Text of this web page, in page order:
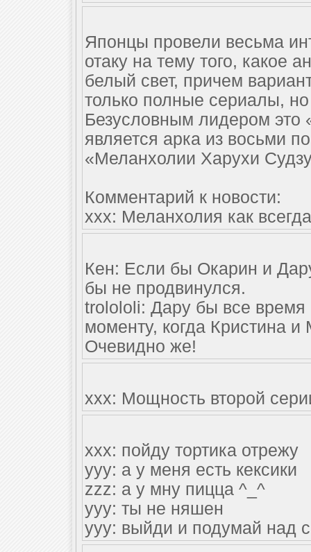
Японцы провели весьма
отаку на тему того, какое
белый свет, причем
только полные сериалы,
Безусловным лидером это
является арка из восьми
«Меланхолии Харухи
Комментарий к новости:
xxx: Меланхолия как
Кен: Если бы Окарин и
бы не продвинулся.
trolololi: Дару бы все время
моменту, когда Кристина
Очевидно же!
xxx: Мощность второй
xxx: пойду тортика отрежу
yyy: а у меня есть кексики
zzz: а у мну пицца ^_^
yyy: ты не няшен
yyy: выйди и подумай над